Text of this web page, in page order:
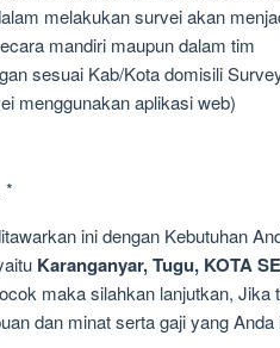
melakukan survei akan
mandiri maupun dalam tim
sesuai Kab/Kota domisili
menggunakan aplikasi web)
*
ini dengan Kebutuhan
Karanganyar, Tugu, KOTA
maka silahkan lanjutkan,
dan minat serta gaji yang Anda